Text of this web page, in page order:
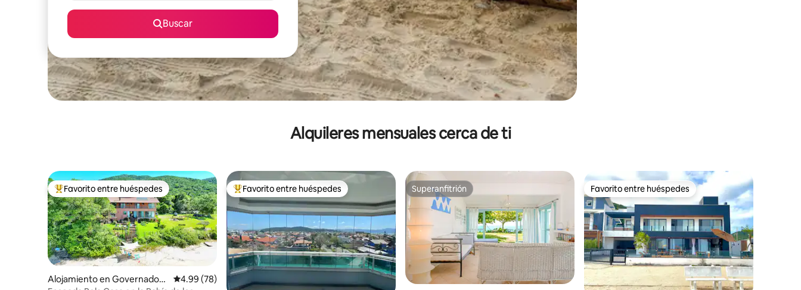
Buscar
Alquileres mensuales cerca de ti
Favorito entre huéspedes preferido
Favorito entre huéspedes
Alojamiento en Governador
Calificación promedio: 4.99 de 5, 78 reseñas
4.99 (78)
Favorito entre huéspedes preferido
Favorito entre huéspedes Superanfitrión
Superanfitrión Favorito entre huéspedes
Favorito entre huéspedes